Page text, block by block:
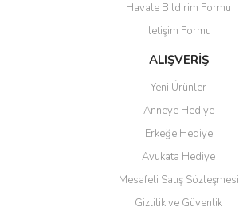
Havale Bildirim Formu
İletişim Formu
ALIŞVERİŞ
Yeni Ürünler
Anneye Hediye
Erkeğe Hediye
Avukata Hediye
Mesafeli Satış Sözleşmesi
Gizlilik ve Güvenlik